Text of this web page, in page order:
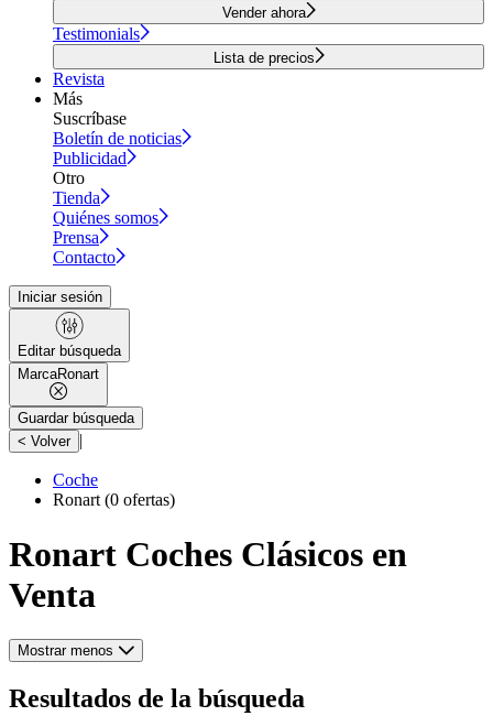
Vender ahora
Testimonials
Lista de precios
Revista
Más
Suscríbase
Boletín de noticias
Publicidad
Otro
Tienda
Quiénes somos
Prensa
Contacto
Iniciar sesión
Editar búsqueda
MarcaRonart
Guardar búsqueda
< Volver |
Coche
Ronart (0 ofertas)
Ronart Coches Clásicos en
Venta
Mostrar menos
Resultados de la búsqueda